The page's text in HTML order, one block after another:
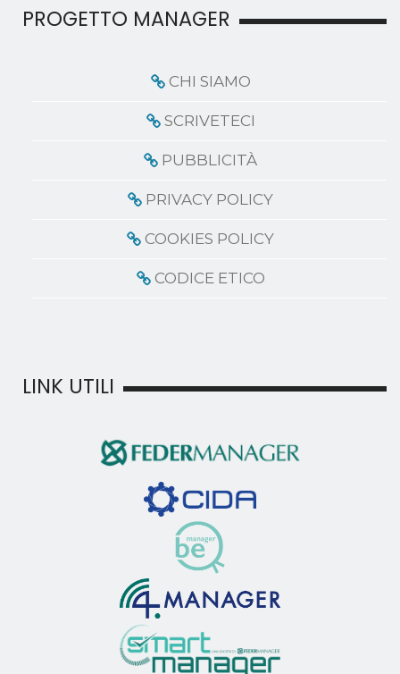
PROGETTO MANAGER
CHI SIAMO
SCRIVETECI
PUBBLICITÀ
PRIVACY POLICY
COOKIES POLICY
CODICE ETICO
LINK UTILI